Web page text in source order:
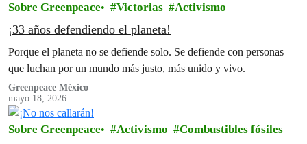
Sobre Greenpeace Victorias Activismo
¡33 años defendiendo el planeta!
Porque el planeta no se defiende solo. Se defiende con personas
que luchan por un mundo más justo, más unido y vivo.
Greenpeace México
mayo 18, 2026
Sobre Greenpeace Activismo Combustibles fósiles